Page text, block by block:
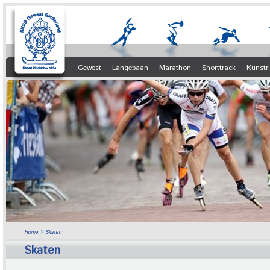
Gewest Langebaan Marathon Shorttrack
Home > Skaten
Skaten